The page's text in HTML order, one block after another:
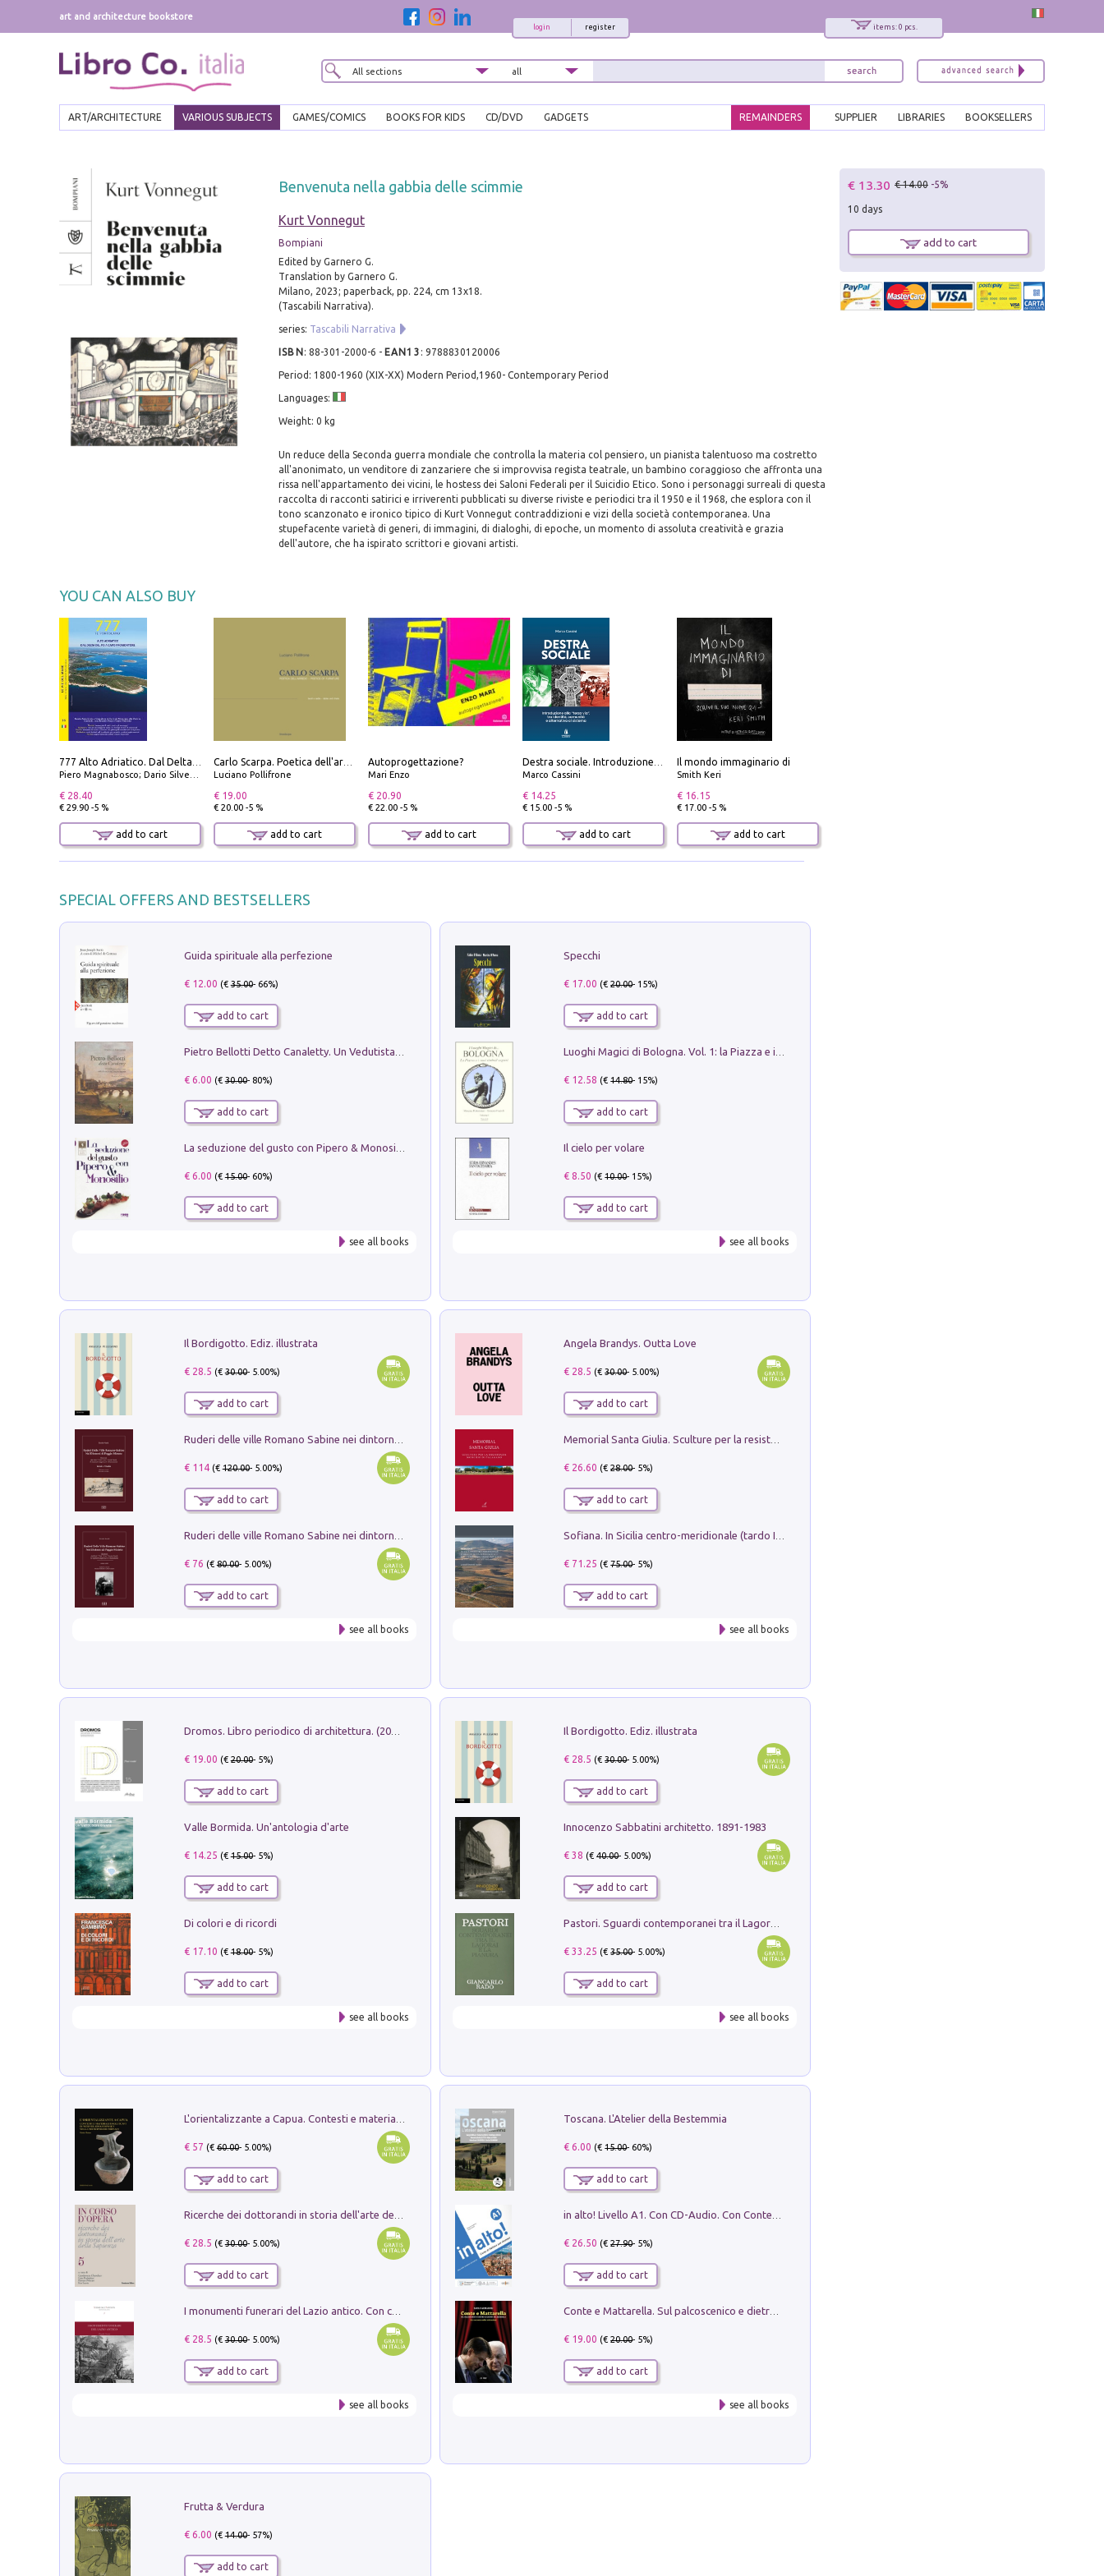
art and architecture bookstore
items: 0 pcs.
register
login
ART/ARCHITECTURE VARIOUS SUBJECTS GAMES/COMICS BOOKS FOR KIDS CD/DVD GADGETS BOOKSELLERS
LIBRARIES
SUPPLIER
REMAINDERS
Benvenuta nella gabbia delle scimmie
Kurt Vonnegut
Bompiani
Edited by Garnero G.
Translation by Garnero G.
Milano, 2023; paperback, pp. 224, cm 13x18.
(Tascabili Narrativa).
series: Tascabili Narrativa
ISBN : 88-301-2000-6 - EAN13 : 9788830120006
Period: 1800-1960 (XIX-XX) Modern Period,1960- Contemporary Period
Languages:
Weight: 0 kg
Un reduce della Seconda guerra mondiale che controlla la materia col pensiero, un pianista talentuoso ma costretto
all'anonimato, un venditore di zanzariere che si improvvisa regista teatrale, un bambino coraggioso che affronta una
rissa nell'appartamento dei vicini, le hostess dei Saloni Federali per il Suicidio Etico. Sono i personaggi surreali di questa
raccolta di racconti satirici e irriverenti pubblicati su diverse riviste e periodici tra il 1950 e il 1968, che esplora con il
tono scanzonato e ironico tipico di Kurt Vonnegut contraddizioni e vizi della società contemporanea. Una
stupefacente varietà di generi, di immagini, di dialoghi, di epoche, un momento di assoluta creatività e grazia
dell'autore, che ha ispirato scrittori e giovani artisti.
YOU CAN ALSO BUY
Piero Magnabosco; Dario Silvestro; Marco Sbrizzi
€ 28.40
€ 29.90 -5 %
add to cart
Luciano Pollifrone
€ 19.00
€ 20.00 -5 %
add to cart
Autoprogettazione?
Mari Enzo
€ 20.90
€ 22.00 -5 %
add to cart
Marco Cassini
€ 14.25
€ 15.00 -5 %
add to cart
Il mondo immaginario di
Smith Keri
€ 16.15
€ 17.00 -5 %
add to cart
SPECIAL OFFERS AND BESTSELLERS
Guida spirituale alla perfezione
€ 12.00 (€35.00- 66%)
add to cart
€ 6.00 (€30.00- 80%)
add to cart
€ 6.00 (€15.00- 60%)
add to cart
see all books
Specchi
€ 17.00 (€20.00- 15%)
add to cart
€ 12.58 (€14.80- 15%)
add to cart
Il cielo per volare
€ 8.50 (€10.00- 15%)
add to cart
see all books
Il Bordigotto. Ediz. illustrata
€ 28.5 (€30.00- 5.00%)
add to cart
€ 114(€120.00- 5.00%)
add to cart
€ 76 (€80.00- 5.00%)
add to cart
see all books
Angela Brandys. Outta Love
€ 28.5 (€30.00- 5.00%)
add to cart
€ 26.60 (€28.00- 5%)
add to cart
€ 71.25 (€75.00- 5%)
add to cart
see all books
Dromos. Libro periodico di architettura. (2026). Vol. 15: Post-model
€ 19.00 (€20.00- 5%)
add to cart
Valle Bormida. Un'antologia d'arte
€ 14.25 (€15.00- 5%)
add to cart
Di colori e di ricordi
€ 17.10 (€18.00- 5%)
add to cart
see all books
Il Bordigotto. Ediz. illustrata
€ 28.5 (€30.00- 5.00%)
add to cart
Innocenzo Sabbatini architetto. 1891-1983
€ 38 (€40.00- 5.00%)
add to cart
€ 33.25 (€35.00- 5.00%)
add to cart
see all books
€ 57 (€60.00- 5.00%)
add to cart
€ 28.5 (€30.00- 5.00%)
add to cart
I monumenti funerari del Lazio antico. Con cartella con tavole
€ 28.5 (€30.00- 5.00%)
add to cart
see all books
Toscana. L'Atelier della Bestemmia
€ 6.00 (€15.00- 60%)
add to cart
€ 26.50 (€27.90- 5%)
add to cart
€ 19.00 (€20.00- 5%)
add to cart
see all books
Frutta & Verdura
€ 6.00 (€14.00- 57%)
add to cart
€ 13.30 € 14.00 -5%
10 days
add to cart
x
Interessato ai nostri libri?
Sarai informato delle nostre novità, potrai
comunque cancellarti quando desideri.
modulo di iscrizione